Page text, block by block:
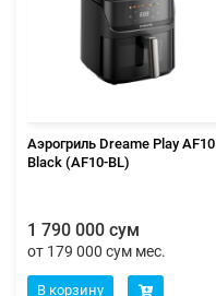
Аэрогриль Dreame Play AF10
Black (AF10-BL)
1 790 000 сум
от 179 000 сум мес.
В корзину